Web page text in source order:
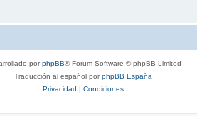
porphpBB® Forum Software © phpBB Limited
Traducción al español porphpBB España
Privacidad | Condiciones